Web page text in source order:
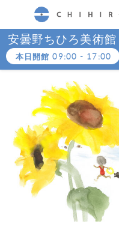
CHIHIRO ART MUSEUM
安曇野ちひろ美術館
本日開館09:00 - 17:00